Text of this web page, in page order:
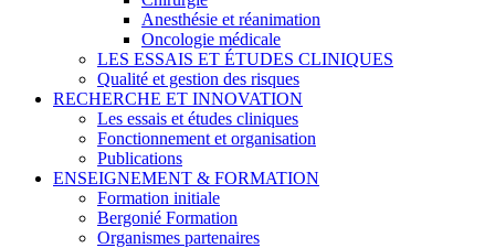
Anesthésie et réanimation
Oncologie médicale
LES ESSAIS ET ÉTUDES CLINIQUES
Qualité et gestion des risques
RECHERCHE ET INNOVATION
Les essais et études cliniques
Fonctionnement et organisation
Publications
ENSEIGNEMENT & FORMATION
Formation initiale
Bergonié Formation
Organismes partenaires